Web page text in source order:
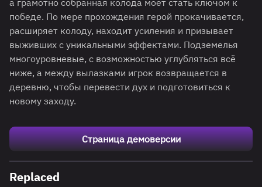
а грамотно собранная колода моет стать ключом к
победе. По мере прохождения герой прокачивается,
расширяет колоду, находит усиления и призывает
выживших с уникальными эффектами. Подземелья
многоуровневые, с возможностью углубляться всё
ниже, а между вылазками игрок возвращается в
деревню, чтобы перевести дух и подготовиться к
новому заходу.
Страница демоверсии
Replaced